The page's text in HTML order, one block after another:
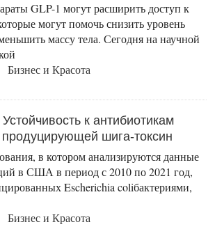
GLP-1 могут расширить доступ к
могут помочь снизить уровень
массу тела. Сегодня на научной
Бизнес и Красота
к антибиотикам
продуцирующей шига-токсин
в котором анализируются данные
в США в период с 2010 по 2021 год,
Escherichia coliбактериями,
Бизнес и Красота